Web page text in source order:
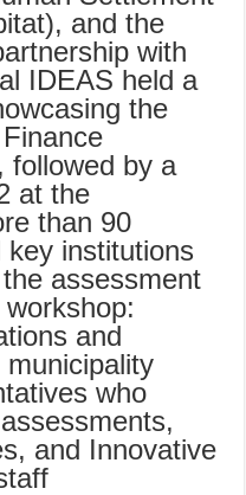
and the
with
IDEAS held a
the
followed by a
at the
than 90
institutions
assessment
and
who
and Innovative